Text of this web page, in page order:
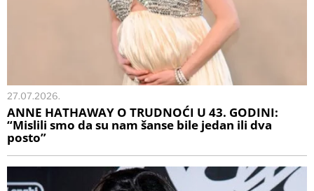
27.07.2026.
ANNE HATHAWAY O TRUDNOĆI U 43. GODINI:
“Mislili smo da su nam šanse bile jedan ili dva
posto”